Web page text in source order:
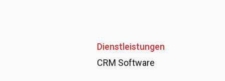
Dienstleistungen
CRM Software